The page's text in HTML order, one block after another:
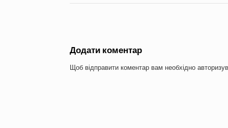
Додати коментар
Щоб відправити коментар вам необхідно